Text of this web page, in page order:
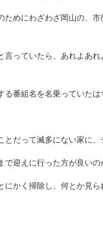
めにわざわざ岡山の、
っていたら、あれよあ
番組名を名乗っていたは
だって滅多にない家に、
で迎えに行った方が良い
かく掃除し、何とか見